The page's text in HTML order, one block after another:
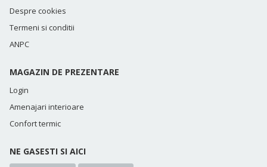
Despre cookies
Termeni si conditii
ANPC
MAGAZIN DE PREZENTARE
Login
Amenajari interioare
Confort termic
NE GASESTI SI AICI